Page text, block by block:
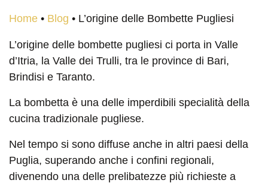
Home • Blog • L’origine delle Bombette Pugliesi
L’origine delle bombette pugliesi ci porta in Valle
d’Itria, la Valle dei Trulli, tra le province di Bari,
Brindisi e Taranto.
La bombetta è una delle imperdibili specialità della
cucina tradizionale pugliese.
Nel tempo si sono diffuse anche in altri paesi della
Puglia, superando anche i confini regionali,
divenendo una delle prelibatezze più richieste a